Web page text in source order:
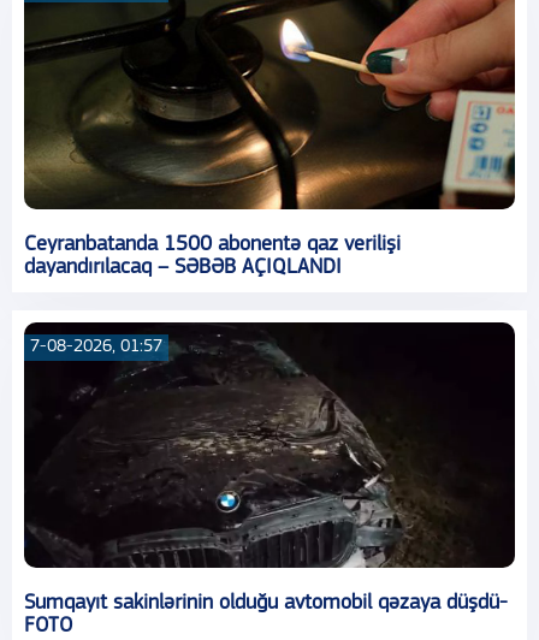
Ceyranbatanda 1500 abonentə qaz verilişi
dayandırılacaq – SƏBƏB AÇIQLANDI
7-08-2026, 01:57
Sumqayıt sakinlərinin olduğu avtomobil qəzaya düşdü-
FOTO